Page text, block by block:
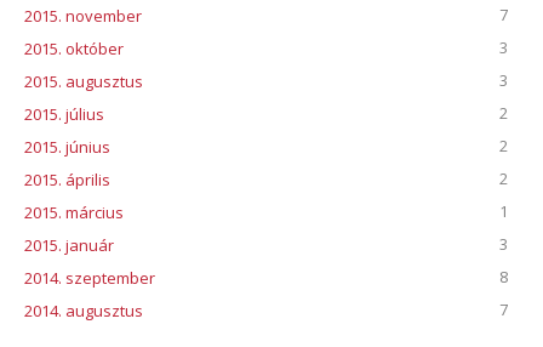
2015. november
7
2015. október
3
2015. augusztus
3
2015. július
2
2015. június
2
2015. április
2
2015. március
1
2015. január
3
2014. szeptember
8
2014. augusztus
7